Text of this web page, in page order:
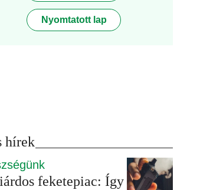
Nyomtatott lap
hírek
feketepiac: Így